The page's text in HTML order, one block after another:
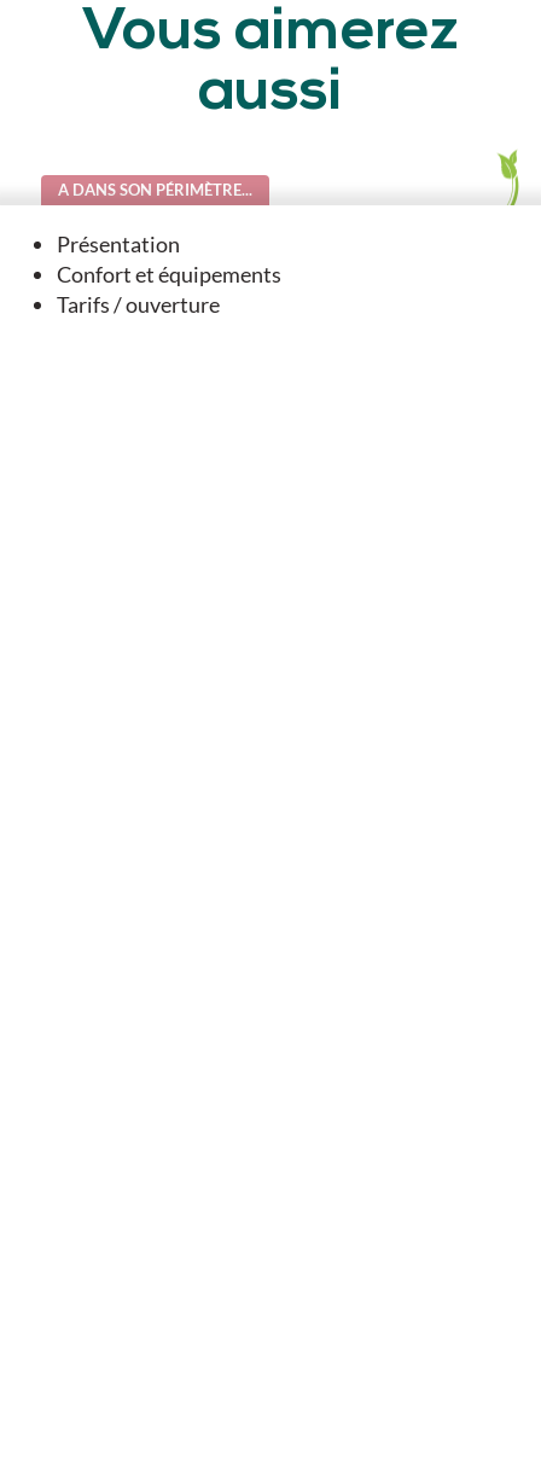
Présentation
Confort et équipements
Tarifs / ouverture
Vous aimerez
aussi
A DANS SON PÉRIMÈTRE...